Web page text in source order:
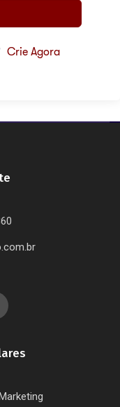
Crie Agora